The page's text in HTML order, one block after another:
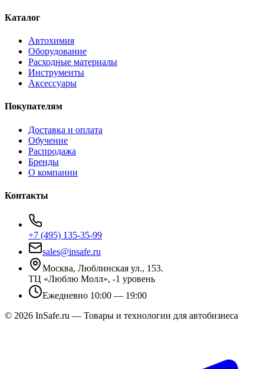
Каталог
Автохимия
Оборудование
Расходные материалы
Инструменты
Аксессуары
Покупателям
Доставка и оплата
Обучение
Распродажа
Бренды
О компании
Контакты
+7 (495) 135-35-99
sales@insafe.ru
Москва, Люблинская ул., 153.
ТЦ «Люблю Молл», -1 уровень
Ежедневно 10:00 — 19:00
© 2026 InSafe.ru — Товары и технологии для автобизнеса